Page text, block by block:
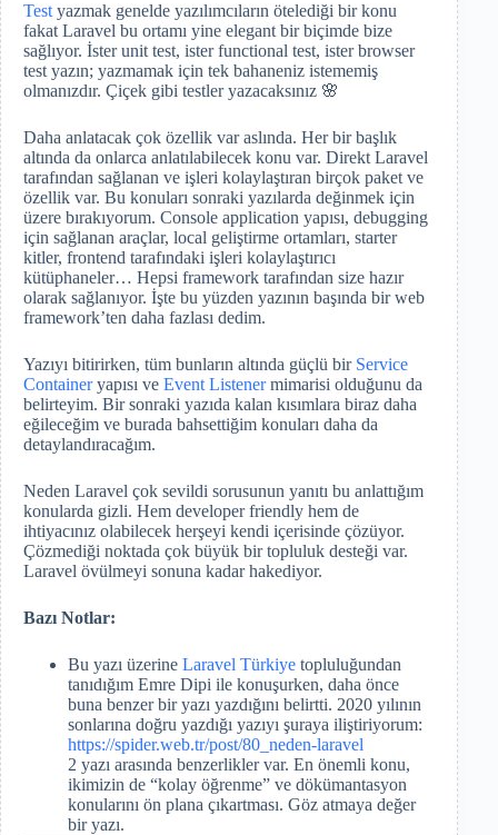
Test yazmak genelde yazılımcıların ötelediği bir konu
fakat Laravel bu ortamı yine elegant bir biçimde bize
sağlıyor. İster unit test, ister functional test, ister browser
test yazın; yazmamak için tek bahaneniz istememiş
olmanızdır. Çiçek gibi testler yazacaksınız 🌸
Daha anlatacak çok özellik var aslında. Her bir başlık
altında da onlarca anlatılabilecek konu var. Direkt Laravel
tarafından sağlanan ve işleri kolaylaştıran birçok paket ve
özellik var. Bu konuları sonraki yazılarda değinmek için
üzere bırakıyorum. Console application yapısı, debugging
için sağlanan araçlar, local geliştirme ortamları, starter
kitler, frontend tarafındaki işleri kolaylaştırıcı
kütüphaneler… Hepsi framework tarafından size hazır
olarak sağlanıyor. İşte bu yüzden yazının başında bir web
framework’ten daha fazlası dedim.
Yazıyı bitirirken, tüm bunların altında güçlü bir Service
Containeryapısı ve Event Listenermimarisi olduğunu da
belirteyim. Bir sonraki yazıda kalan kısımlara biraz daha
eğileceğim ve burada bahsettiğim konuları daha da
detaylandıracağım.
Neden Laravel çok sevildi sorusunun yanıtı bu anlattığım
konularda gizli. Hem developer friendly hem de
ihtiyacınız olabilecek herşeyi kendi içerisinde çözüyor.
Çözmediği noktada çok büyük bir topluluk desteği var.
Laravel övülmeyi sonuna kadar hakediyor.
Bazı Notlar:
Bu yazı üzerine Laravel Türkiye topluluğundan
tanıdığım Emre Dipi ile konuşurken, daha önce
buna benzer bir yazı yazdığını belirtti. 2020 yılının
sonlarına doğru yazdığı yazıyı şuraya iliştiriyorum:
https://spider.web.tr/post/80_neden-laravel
2 yazı arasında benzerlikler var. En önemli konu,
ikimizin de “kolay öğrenme” ve dökümantasyon
konularını ön plana çıkartması. Göz atmaya değer
bir yazı.